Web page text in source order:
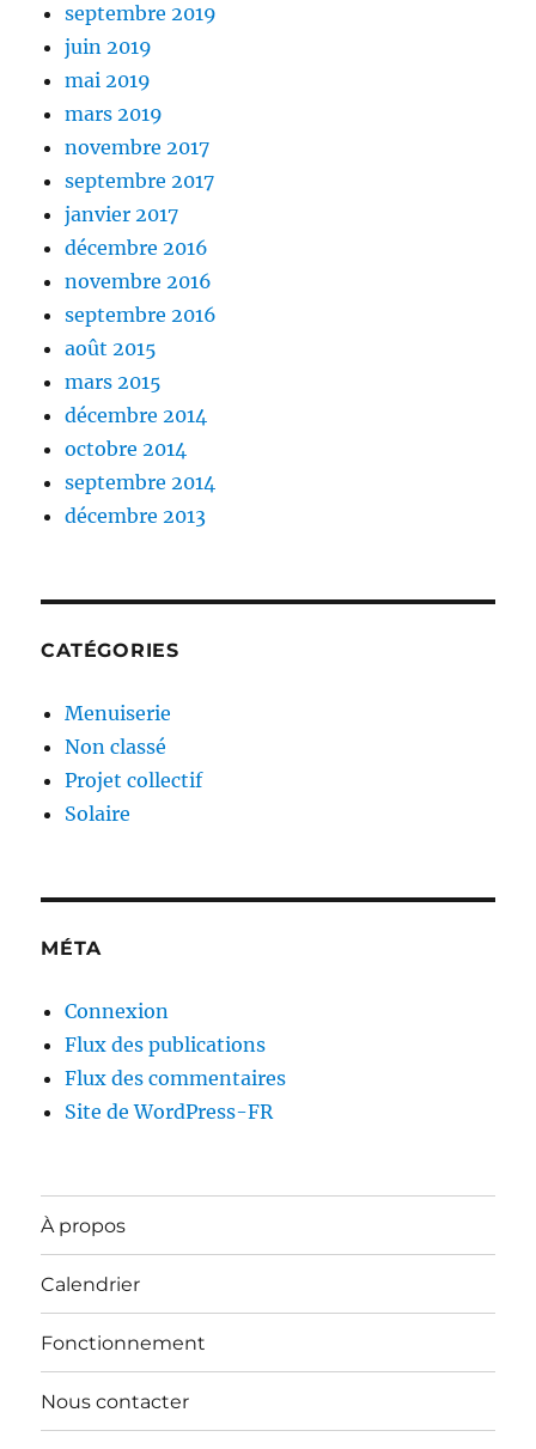
septembre 2019
juin 2019
mai 2019
mars 2019
novembre 2017
septembre 2017
janvier 2017
décembre 2016
novembre 2016
septembre 2016
août 2015
mars 2015
décembre 2014
octobre 2014
septembre 2014
décembre 2013
CATÉGORIES
Menuiserie
Non classé
Projet collectif
Solaire
MÉTA
Connexion
Flux des publications
Flux des commentaires
Site de WordPress-FR
À propos
Calendrier
Fonctionnement
Nous contacter